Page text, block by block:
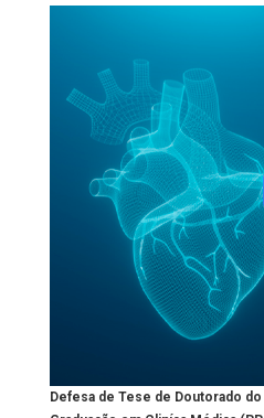
Defesa de Tese de Doutorado